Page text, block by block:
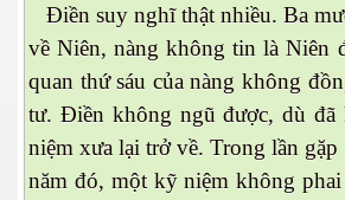
Điền suy nghĩ thật nhiều. Ba
về Niên, nàng không tin là Niên
quan thứ sáu của nàng không
tư. Điền không ngũ được, dù đã
niệm xưa lại trở về. Trong lần
năm đó, một kỹ niệm không